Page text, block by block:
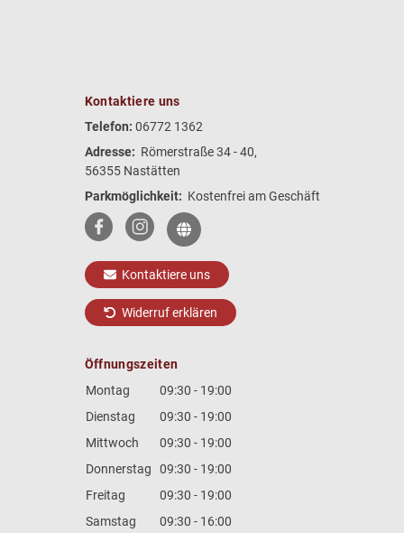
Kontaktiere uns
Telefon: 06772 1362
Adresse: Römerstraße 34 - 40,
56355 Nastätten
Parkmöglichkeit: Kostenfrei am Geschäft
Kontaktiere uns
Widerruf erklären
Öffnungszeiten
Montag
09:30 - 19:00
Dienstag
09:30 - 19:00
Mittwoch
09:30 - 19:00
Donnerstag
09:30 - 19:00
Freitag
09:30 - 19:00
Samstag
09:30 - 16:00